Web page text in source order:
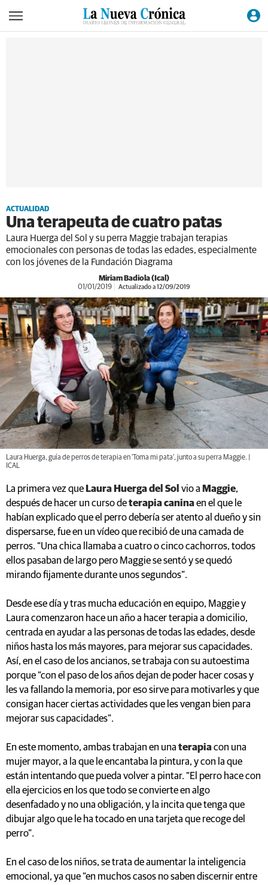
ACTUALIDAD
Una terapeuta de cuatro patas
Laura Huerga del Sol y su perra Maggie trabajan terapias
emocionales con personas de todas las edades, especialmente
con los jóvenes de la Fundación Diagrama
Miriam Badiola (Ical)
01/01/2019 Actualizado a 12/09/2019
Laura Huerga, guía de perros de terapia en ‘Toma mi pata’, junto a su perra Maggie. |
ICAL
La primera vez que Laura Huerga del Sol vio a Maggie,
después de hacer un curso deterapia caninaen el que le
habían explicado que el perro debería ser atento al dueño y sin
dispersarse, fue en un vídeo que recibió de una camada de
perros. “Una chica llamaba a cuatro o cinco cachorros, todos
ellos pasaban de largo pero Maggie se sentó y se quedó
mirando fijamente durante unos segundos”.
Desde ese día y tras mucha educación en equipo, Maggie y
Laura comenzaron hace un año a hacer terapia a domicilio,
centrada en ayudar a las personas de todas las edades, desde
niños hasta los más mayores, para mejorar sus capacidades.
Así, en el caso de los ancianos, se trabaja con su autoestima
porque “con el paso de los años dejan de poder hacer cosas y
les va fallando la memoria, por eso sirve para motivarles y que
consigan hacer ciertas actividades que les vengan bien para
mejorar sus capacidades”.
En este momento, ambas trabajan en una terapiacon una
mujer mayor, a la que le encantaba la pintura, y con la que
están intentando que pueda volver a pintar. “El perro hace con
ella ejercicios en los que todo se convierte en algo
desenfadado y no una obligación, y la incita que tenga que
dibujar algo que le ha tocado en una tarjeta que recoge del
perro”.
En el caso de los niños, se trata de aumentar la inteligencia
emocional, ya que “en muchos casos no saben discernir entre